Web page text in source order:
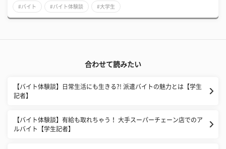
#バイト #バイト体験談 #大学生
合わせて読みたい
【バイト体験談】日常生活にも生きる?! 派遣バイトの魅力とは【学生
記者】
【バイト体験談】有給も取れちゃう！ 大手スーパーチェーン店でのア
ルバイト【学生記者】